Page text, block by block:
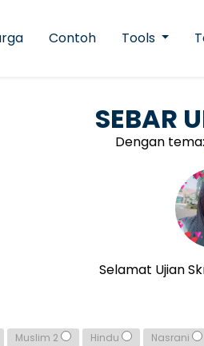
Contoh Tools
SEBAR
Dengan tema:
Selamat Ujian
Muslim 2 Hindu Nasrani